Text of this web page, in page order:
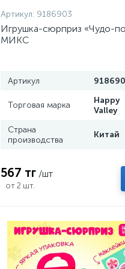
Артикул: 9186903
Игрушка-сюрприз «Чудо-
МИКС
Артикул
Торговая марка
Happy
Valley
Страна
производства
Китай
567 тг /шт
от 2 шт.